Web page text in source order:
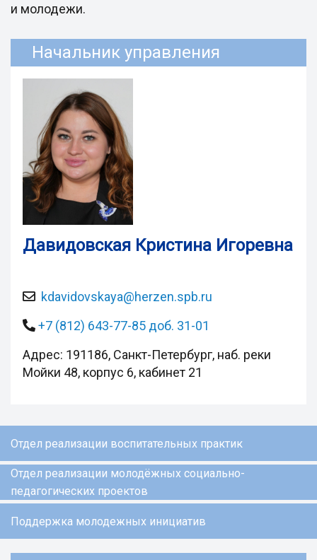
и молодежи.
Начальник управления
Давидовская Кристина Игоревна
kdavidovskaya@herzen.spb.ru
+7 (812) 643-77-85 доб. 31-01
Адрес: 191186, Санкт-Петербург, наб. реки
Мойки 48, корпус 6, кабинет 21
Отдел реализации воспитательных практик
Отдел реализации молодёжных социально-
педагогических проектов
Поддержка молодежных инициатив